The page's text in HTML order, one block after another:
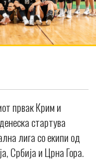
првак Крим и
стартува
лига со екипи од
Србија и Црна Гора.